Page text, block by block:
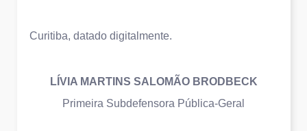
Curitiba, datado digitalmente.
LÍVIA MARTINS SALOMÃO BRODBECK
Primeira Subdefensora Pública-Geral